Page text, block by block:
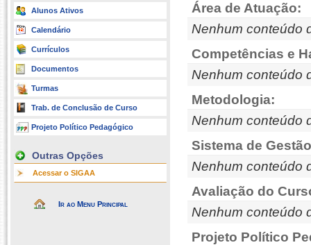
Alunos Ativos
Calendário
Currículos
Documentos
Turmas
Trab. de Conclusão de Curso
Projeto Político Pedagógico
Outras Opções
Acessar o SIGAA
Ir ao Menu Principal
Área de Atuação:
Nenhum conteúdo
Competências e
Nenhum conteúdo
Metodologia:
Nenhum conteúdo
Sistema de
Nenhum conteúdo
Avaliação do
Nenhum conteúdo
Projeto Político